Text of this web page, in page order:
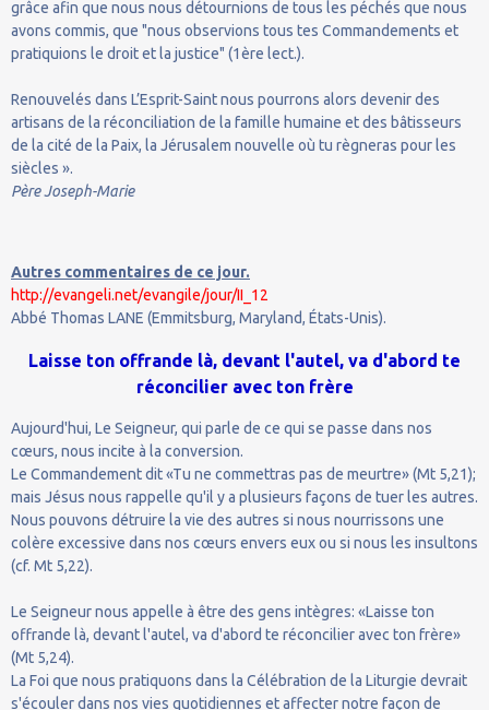
grâce afin que nous nous détournions de tous les péchés que nous
avons commis, que "nous observions tous tes Commandements et
pratiquions le droit et la justice" (1ère lect.).
Renouvelés dans L’Esprit-Saint nous pourrons alors devenir des
artisans de la réconciliation de la famille humaine et des bâtisseurs
de la cité de la Paix, la Jérusalem nouvelle où tu règneras pour les
siècles ».
Père Joseph-Marie
Autres commentaires de ce jour.
http://evangeli.net/evangile/jour/II_12
Abbé Thomas LANE (Emmitsburg, Maryland, États-Unis).
Laisse ton offrande là, devant l'autel, va d'abord te
réconcilier avec ton frère
Aujourd'hui, Le Seigneur, qui parle de ce qui se passe dans nos
cœurs, nous incite à la conversion.
Le Commandement dit «Tu ne commettras pas de meurtre» (Mt 5,21);
mais Jésus nous rappelle qu'il y a plusieurs façons de tuer les autres.
Nous pouvons détruire la vie des autres si nous nourrissons une
colère excessive dans nos cœurs envers eux ou si nous les insultons
(cf. Mt 5,22).
Le Seigneur nous appelle à être des gens intègres: «Laisse ton
offrande là, devant l'autel, va d'abord te réconcilier avec ton frère»
(Mt 5,24).
La Foi que nous pratiquons dans la Célébration de la Liturgie devrait
s'écouler dans nos vies quotidiennes et affecter notre façon de